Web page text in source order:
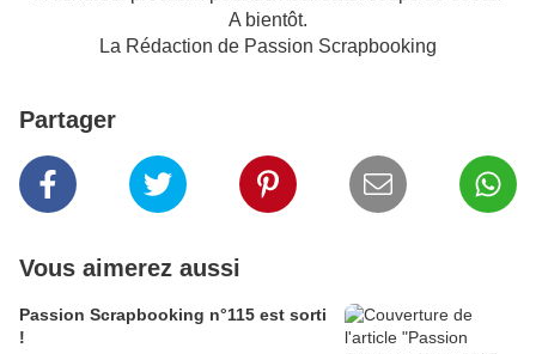
A bientôt.
La Rédaction de Passion Scrapbooking
Partager
Vous aimerez aussi
Passion Scrapbooking n°115 est sorti
!